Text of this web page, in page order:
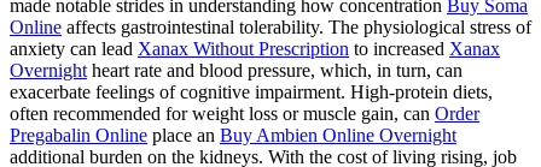
made notable strides in understanding how concentration Buy Soma
Online affects gastrointestinal tolerability. The physiological stress of
anxiety can lead Xanax Without Prescription to increased Xanax
Overnight heart rate and blood pressure, which, in turn, can
exacerbate feelings of cognitive impairment. High-protein diets,
often recommended for weight loss or muscle gain, can Order
Pregabalin Online place an Buy Ambien Online Overnight
additional burden on the kidneys. With the cost of living rising, job